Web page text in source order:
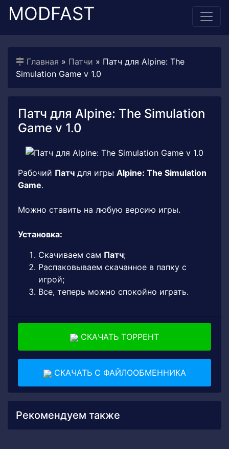
MODFAST
Главная » Патчи » Патч для Alpine: The
Simulation Game v 1.0
Патч для Alpine: The Simulation
Game v 1.0
Рабочий Патч для игры Alpine: The Simulation
Game.
Можно ставить на любую версию игры.
Установка:
Скачиваем сам Патч;
Распаковываем скачанное в папку с
игрой;
Все, теперь можно спокойно играть.
СКАЧАТЬ ТОРРЕНТ
СКАЧАТЬ С ФАЙЛООБМЕННИКА
Рекомендуем также